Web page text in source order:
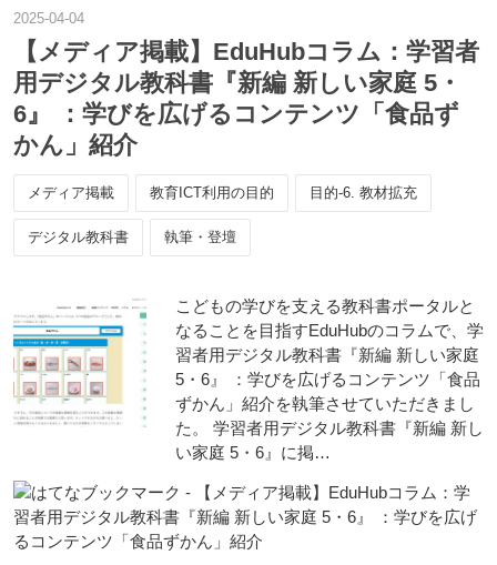
2025-04-04
【メディア掲載】EduHubコラム：学習者
用デジタル教科書『新編 新しい家庭 5・
6』 ：学びを広げるコンテンツ「食品ず
かん」紹介
メディア掲載 教育ICT利用の目的 目的-6. 教材拡充
デジタル教科書 執筆・登壇
こどもの学びを支える教科書ポータルと
なることを目指すEduHubのコラムで、学
習者用デジタル教科書『新編 新しい家庭
5・6』 ：学びを広げるコンテンツ「食品
ずかん」紹介を執筆させていただきまし
た。 学習者用デジタル教科書『新編 新し
い家庭 5・6』に掲…